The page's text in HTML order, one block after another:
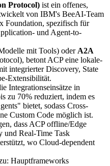
Protocol) ist ein offenes,
von IBM's BeeAI-Team
Foundation, spezifisch für
und Agent-to-
mit Tools) oderA2A
betont ACP eine lokale-
integrierter Discovery, State
Extensibilität.
Integrationseinsätze in
zu 70% reduziert, indem es
bietet, sodass Cross-
Custom Code möglich ist.
dass ACP offline/Edge
und Real-Time Task
wo Cloud-dependent
Hauptframeworks